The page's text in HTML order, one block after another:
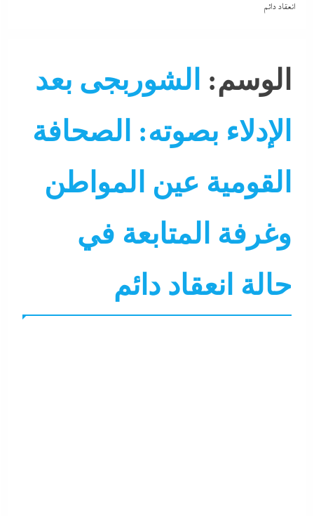
انعقاد دائم
الوسم: الشوربجى بعد
الإدلاء بصوته: الصحافة
القومية عين المواطن
وغرفة المتابعة في
حالة انعقاد دائم
برلمان جاءنا الآن سوشيال ميديا
وحدة الصحافة والإعلام